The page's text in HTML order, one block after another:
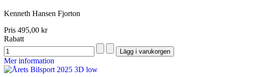
Kenneth Hansen Fjorton
Pris 495,00 kr
Rabatt
Mer information